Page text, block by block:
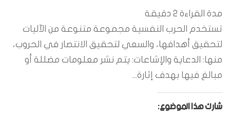
مدة القراءة 2 دقيقة
تستخدم الحرب النفسية مجموعة متنوعة من الآليات
لتحقيق أهدافها، والسعي لتحقيق الانتصار في الحروب،
منها: الدعاية والإشاعات: يتم نشر معلومات مضللة أو
مبالغ فيها بهدف إثارة...
شارك هذا الموضوع: